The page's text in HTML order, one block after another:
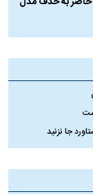
جا نزنید